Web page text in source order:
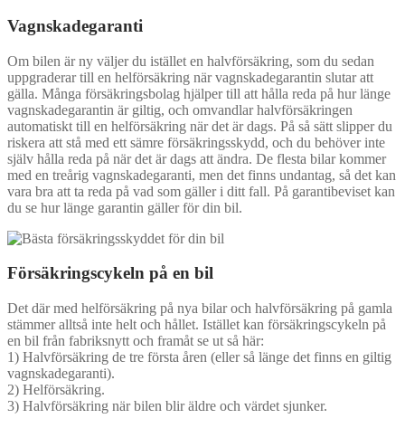
Vagnskadegaranti
Om bilen är ny väljer du istället en halvförsäkring, som du sedan
uppgraderar till en helförsäkring när vagnskadegarantin slutar att
gälla. Många försäkringsbolag hjälper till att hålla reda på hur länge
vagnskadegarantin är giltig, och omvandlar halvförsäkringen
automatiskt till en helförsäkring när det är dags. På så sätt slipper du
riskera att stå med ett sämre försäkringsskydd, och du behöver inte
själv hålla reda på när det är dags att ändra. De flesta bilar kommer
med en treårig vagnskadegaranti, men det finns undantag, så det kan
vara bra att ta reda på vad som gäller i ditt fall. På garantibeviset kan
du se hur länge garantin gäller för din bil.
Försäkringscykeln på en bil
Det där med helförsäkring på nya bilar och halvförsäkring på gamla
stämmer alltså inte helt och hållet. Istället kan försäkringscykeln på
en bil från fabriksnytt och framåt se ut så här:
1) Halvförsäkring de tre första åren (eller så länge det finns en giltig
vagnskadegaranti).
2) Helförsäkring.
3) Halvförsäkring när bilen blir äldre och värdet sjunker.